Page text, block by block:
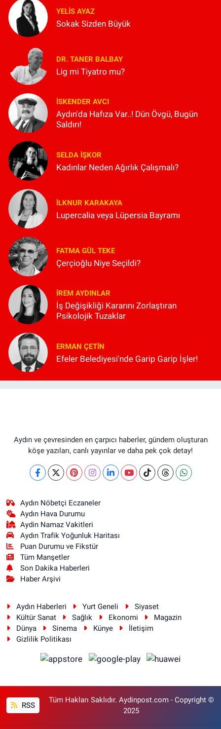
YELIS AYAZ
Sokak Sizden Büyük
DR. TANER BALBAY
Lig mi Tiyatro mu?
İSKENDER AVCI
Aydın'da Hafıza Var..! Dün Övgü, Bugün
Saldırı!
SELDA İŞKOR
Kadınlar Neden Ağırlık Çalışmalı?
İLKNUR KARAKAYA
Lupercalia veya Lüpersia Bayramı
FATMA GÜL TEKE
Çerçioğlu Niye Seçildi?
İREM AYDINLAR
İş Değişikliği Kararını Zorlaştıran
Psikolojik Tuzaklar
ERMAN ÇETIN
Efeler Belediyesi'nde Garip Garip İşler!
Aydın ve çevresinden en çarpıcı haberler, gündem oluşturan
köşe yazıları, canlı yayınlar ve daha pek çok detay!
Aydın Nöbetçi Eczaneler
Aydın Hava Durumu
Aydin Namaz Vakitleri
Aydın Trafik Yoğunluk Haritası
Puan Durumu ve Fikstür
Tüm Manşetler
Son Dakika Haberleri
Haber Arşivi
Aydın Haberleri Yurt Geneli
Siyaset
Kültür Sanat
Sağlık Ekonomi
Magazin
Dünya
Sinema Künye
İletişim
Gizlilik Politikası
RSS
Tüm Hakları Saklıdır. Aydinpost.com - Copyright ©
2025